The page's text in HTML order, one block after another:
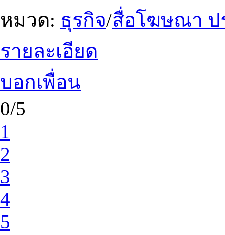
หมวด: ธุรกิจ/สื่อโฆษณา ป
รายละเอียด
บอกเพื่อน
0/5
1
2
3
4
5